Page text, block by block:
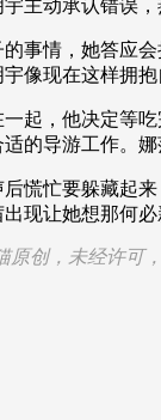
主动承认错误
事情，她答应
像现在这样拥
起，他决定等
的导游工作。
慌忙要躲藏起
现让她想那何必
原创，未经许可